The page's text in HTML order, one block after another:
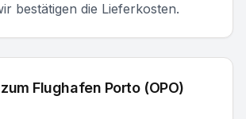
bestätigen die Lieferkosten.
Flughafen Porto (OPO)